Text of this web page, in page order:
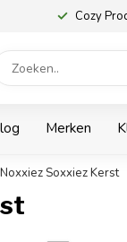
Cozy
Merken
Noxxiez Soxxiez Kerst